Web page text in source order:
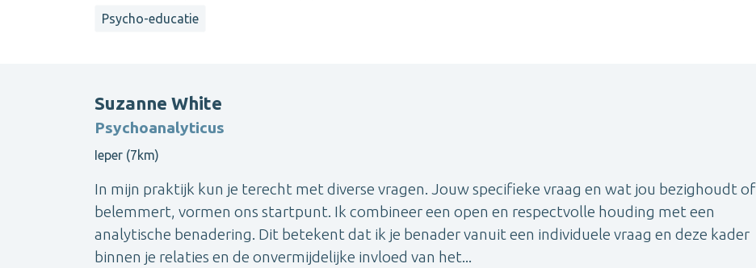
Psycho-educatie
Suzanne White
Psychoanalyticus
Ieper (7km)
In mijn praktijk kun je terecht met diverse vragen. Jouw specifieke vraag en wat jou bezighoudt of
belemmert, vormen ons startpunt. Ik combineer een open en respectvolle houding met een
analytische benadering. Dit betekent dat ik je benader vanuit een individuele vraag en deze kader
binnen je relaties en de onvermijdelijke invloed van het...